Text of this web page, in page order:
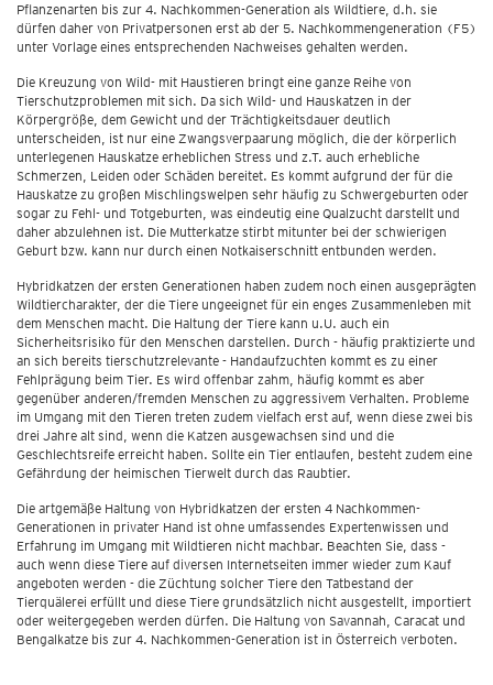
Pflanzenarten bis zur 4. Nachkommen-Generation als Wildtiere, d.h. sie
dürfen daher von Privatpersonen erst ab der 5. Nachkommengeneration (F5)
unter Vorlage eines entsprechenden Nachweises gehalten werden.
Die Kreuzung von Wild- mit Haustieren bringt eine ganze Reihe von
Tierschutzproblemen mit sich. Da sich Wild- und Hauskatzen in der
Körpergröße, dem Gewicht und der Trächtigkeitsdauer deutlich
unterscheiden, ist nur eine Zwangsverpaarung möglich, die der körperlich
unterlegenen Hauskatze erheblichen Stress und z.T. auch erhebliche
Schmerzen, Leiden oder Schäden bereitet. Es kommt aufgrund der für die
Hauskatze zu großen Mischlingswelpen sehr häufig zu Schwergeburten oder
sogar zu Fehl- und Totgeburten, was eindeutig eine Qualzucht darstellt und
daher abzulehnen ist. Die Mutterkatze stirbt mitunter bei der schwierigen
Geburt bzw. kann nur durch einen Notkaiserschnitt entbunden werden.
Hybridkatzen der ersten Generationen haben zudem noch einen ausgeprägten
Wildtiercharakter, der die Tiere ungeeignet für ein enges Zusammenleben mit
dem Menschen macht. Die Haltung der Tiere kann u.U. auch ein
Sicherheitsrisiko für den Menschen darstellen. Durch - häufig praktizierte und
an sich bereits tierschutzrelevante - Handaufzuchten kommt es zu einer
Fehlprägung beim Tier. Es wird offenbar zahm, häufig kommt es aber
gegenüber anderen/fremden Menschen zu aggressivem Verhalten. Probleme
im Umgang mit den Tieren treten zudem vielfach erst auf, wenn diese zwei bis
drei Jahre alt sind, wenn die Katzen ausgewachsen sind und die
Geschlechtsreife erreicht haben. Sollte ein Tier entlaufen, besteht zudem eine
Gefährdung der heimischen Tierwelt durch das Raubtier.
Die artgemäße Haltung von Hybridkatzen der ersten 4 Nachkommen-
Generationen in privater Hand ist ohne umfassendes Expertenwissen und
Erfahrung im Umgang mit Wildtieren nicht machbar. Beachten Sie, dass -
auch wenn diese Tiere auf diversen Internetseiten immer wieder zum Kauf
angeboten werden - die Züchtung solcher Tiere den Tatbestand der
Tierquälerei erfüllt und diese Tiere grundsätzlich nicht ausgestellt, importiert
oder weitergegeben werden dürfen. Die Haltung von Savannah, Caracat und
Bengalkatze bis zur 4. Nachkommen-Generation ist in Österreich verboten.